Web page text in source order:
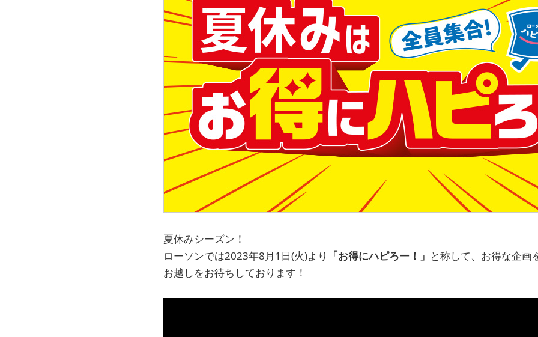
夏休みシーズン！
ローソンでは2023年8月1日(火)より
「お得にハピろー！」 と称して、お得な企画
お越しをお待ちしております！